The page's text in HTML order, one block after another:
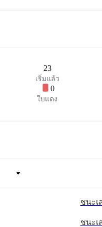
23
เริ่มแล้ว
0
ใบแดง
ชนะ
ชนะ